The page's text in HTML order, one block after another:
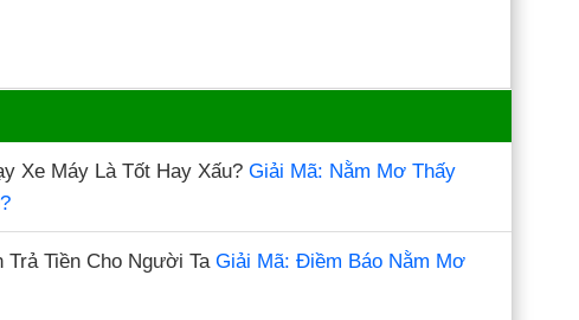
Giải Mã: Nằm Mơ Thấy
Giải Mã: Điềm Báo Nằm Mơ